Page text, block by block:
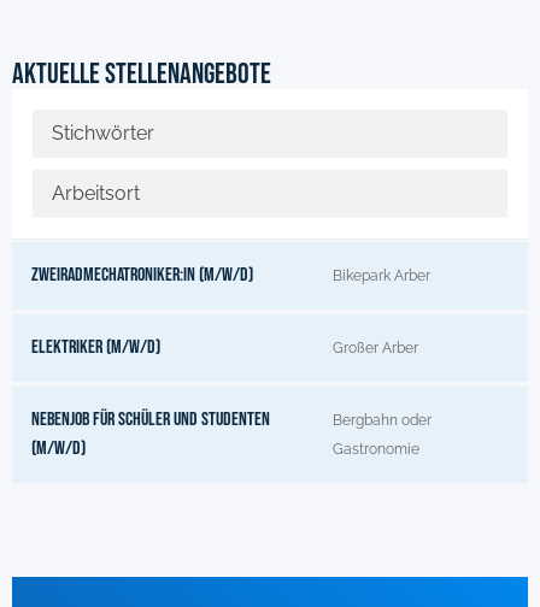
Aktuelle Stellenangebote
Zweiradmechatroniker:in (m/w/d) Bikepark Arber
Elektriker (m/w/d) Großer Arber
Nebenjob für Schüler und Studenten
(m/w/d)
Bergbahn oder
Gastronomie